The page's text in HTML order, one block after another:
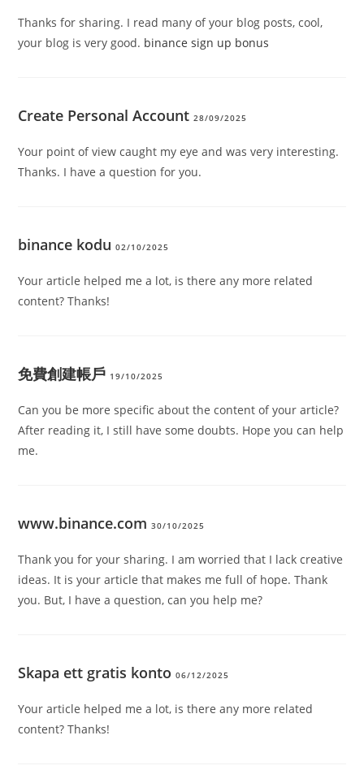
Thanks for sharing. I read many of your blog posts, cool,
your blog is very good. binance sign up bonus
Create Personal Account 28/09/2025
Your point of view caught my eye and was very interesting.
Thanks. I have a question for you.
binance kodu 02/10/2025
Your article helped me a lot, is there any more related
content? Thanks!
免費創建帳戶 19/10/2025
Can you be more specific about the content of your article?
After reading it, I still have some doubts. Hope you can help
me.
www.binance.com 30/10/2025
Thank you for your sharing. I am worried that I lack creative
ideas. It is your article that makes me full of hope. Thank
you. But, I have a question, can you help me?
Skapa ett gratis konto 06/12/2025
Your article helped me a lot, is there any more related
content? Thanks!